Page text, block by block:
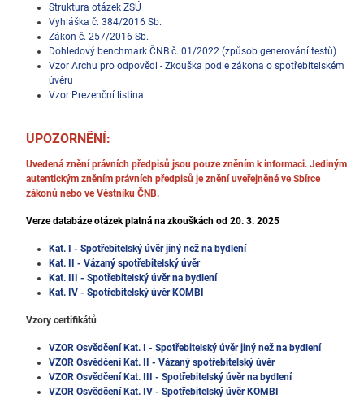
Struktura otázek ZSÚ
Vyhláška č. 384/2016 Sb.
Zákon č. 257/2016 Sb.
Dohledový benchmark ČNB č. 01/2022 (způsob generování testů)
Vzor Archu pro odpovědi - Zkouška podle zákona o spotřebitelském
úvěru
Vzor Prezenční listina
UPOZORNĚNÍ:
Uvedená znění právních předpisů jsou pouze zněním k informaci. Jediným
autentickým zněním právních předpisů je znění uveřejněné ve Sbírce
zákonů nebo ve Věstníku ČNB.
Verze databáze otázek platná na zkouškách od 20. 3. 2025
Kat. I - Spotřebitelský úvěr jiný než na bydlení
Kat. II - Vázaný spotřebitelský úvěr
Kat. III - Spotřebitelský úvěr na bydlení
Kat. IV - Spotřebitelský úvěr KOMBI
Vzory certifikátů
VZOR Osvědčení Kat. I - Spotřebitelský úvěr jiný než na bydlení
VZOR Osvědčení Kat. II - Vázaný spotřebitelský úvěr
VZOR Osvědčení Kat. III - Spotřebitelský úvěr na bydlení
VZOR Osvědčení Kat. IV - Spotřebitelský úvěr KOMBI